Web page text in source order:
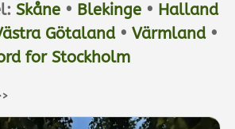
Skåne• Blekinge• Halland
Götaland• Värmland•
for Stockholm